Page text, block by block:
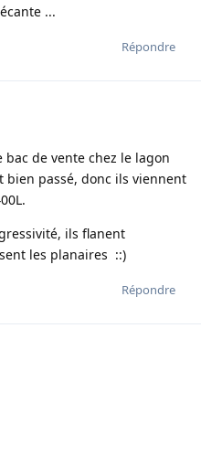
...
Répondre
de vente chez le lagon
bien passé, donc ils viennent
ils flanent
les planaires ::)
Répondre